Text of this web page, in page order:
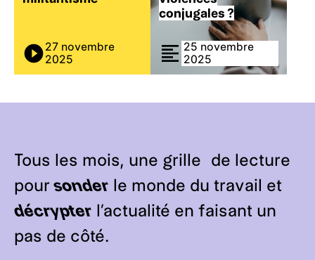
27 novembre
2025
conjugales ?
25 novembre
2025
Tous les mois, une grille de lecture
pour sonder le monde du travail et
décrypter l’actualité en faisant un
pas de côté.